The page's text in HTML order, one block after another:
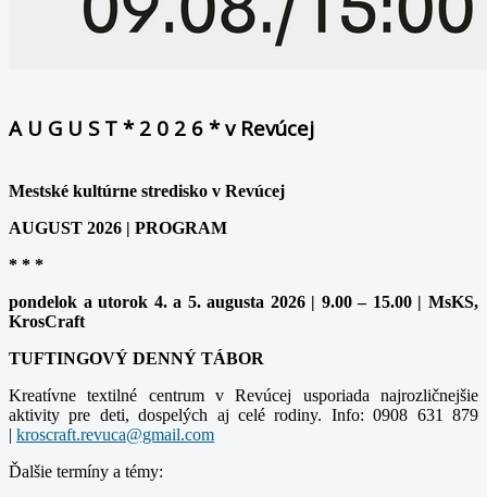
A U G U S T * 2 0 2 6 * v Revúcej
Mestské kultúrne stredisko v Revúcej
AUGUST 2026 | PROGRAM
* * *
pondelok a utorok 4. a 5. augusta 2026 | 9.00 – 15.00 | MsKS,
KrosCraft
TUFTINGOVÝ DENNÝ TÁBOR
Kreatívne textilné centrum v Revúcej usporiada najrozličnejšie
aktivity pre deti, dospelých aj celé rodiny. Info: 0908 631 879
|
Ďalšie termíny a témy: